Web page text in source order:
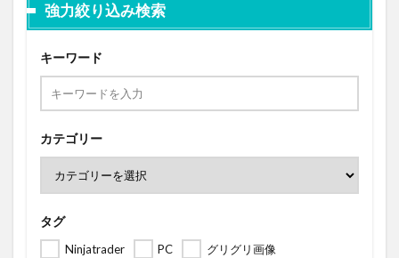
強力絞り込み検索
キーワード
カテゴリー
タグ
Ninjatrader PC
グリグリ画像